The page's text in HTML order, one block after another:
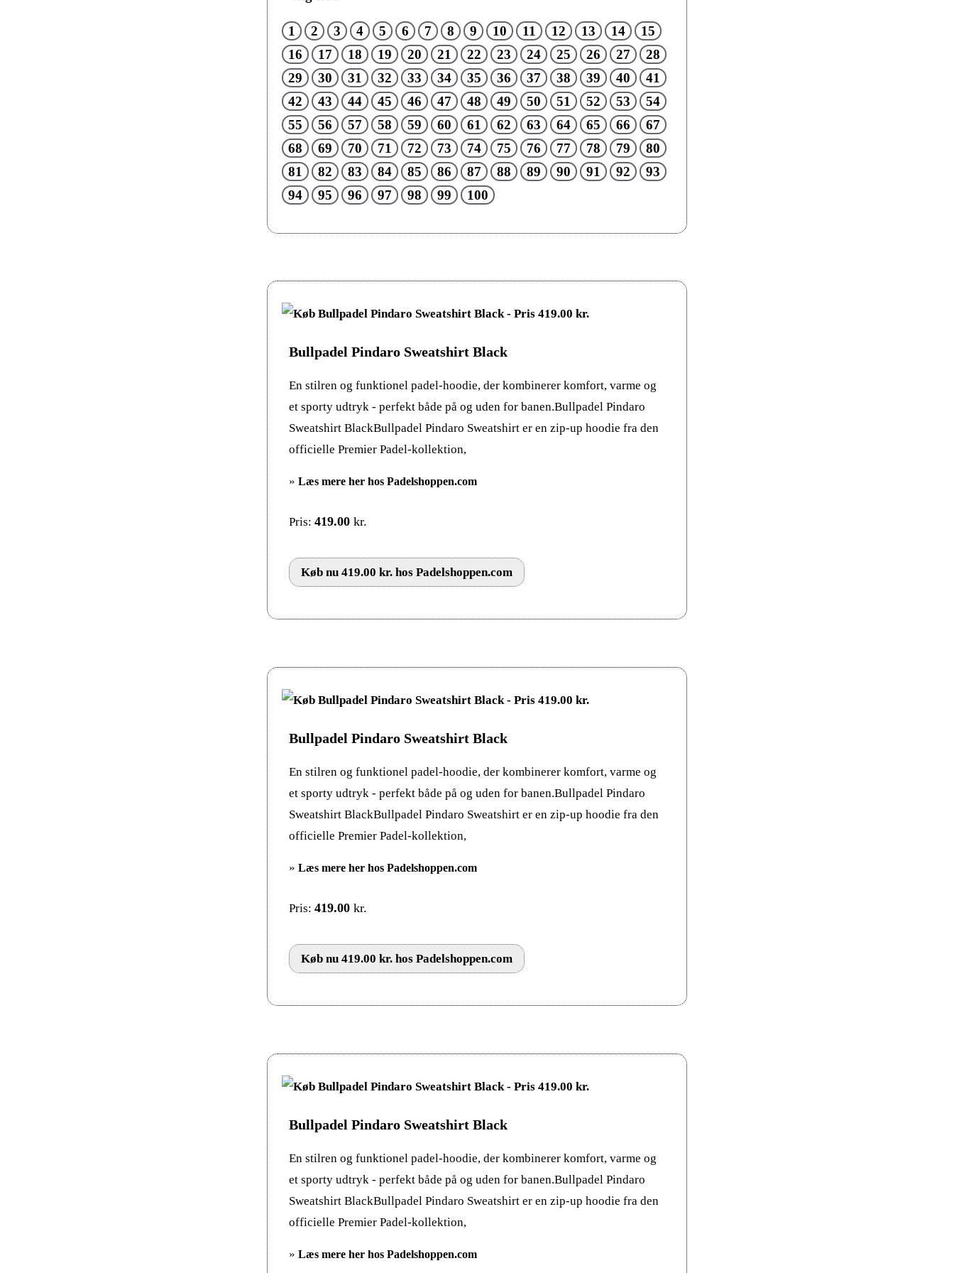
1 2 3 4 5 6 7 8 9 10 11 12 13 14
15
16
17 18 19 20 21 22 23 24 25 26 27
28
29
30 31 32 33 34 35 36 37 38 39 40
41
42
43 44 45 46 47 48 49 50 51 52 53
54
55
56 57 58 59 60 61 62 63 64 65 66
67
68
69 70 71 72 73 74 75 76 77 78 79
80
81
82 83 84 85 86 87 88 89 90 91 92
93
94
95 96 97 98 99 100
Bullpadel Pindaro Sweatshirt Black
En stilren og funktionel padel-hoodie, der kombinerer komfort, varme og
et sporty udtryk - perfekt både på og uden for banen.Bullpadel Pindaro
Sweatshirt BlackBullpadel Pindaro Sweatshirt er en zip-up hoodie fra den
officielle Premier Padel-kollektion,
» Læs mere her hos Padelshoppen.com
Pris: 419.00 kr.
Køb nu 419.00 kr. hos Padelshoppen.com
Bullpadel Pindaro Sweatshirt Black
En stilren og funktionel padel-hoodie, der kombinerer komfort, varme og
et sporty udtryk - perfekt både på og uden for banen.Bullpadel Pindaro
Sweatshirt BlackBullpadel Pindaro Sweatshirt er en zip-up hoodie fra den
officielle Premier Padel-kollektion,
» Læs mere her hos Padelshoppen.com
Pris: 419.00 kr.
Køb nu 419.00 kr. hos Padelshoppen.com
Bullpadel Pindaro Sweatshirt Black
En stilren og funktionel padel-hoodie, der kombinerer komfort, varme og
et sporty udtryk - perfekt både på og uden for banen.Bullpadel Pindaro
Sweatshirt BlackBullpadel Pindaro Sweatshirt er en zip-up hoodie fra den
officielle Premier Padel-kollektion,
» Læs mere her hos Padelshoppen.com